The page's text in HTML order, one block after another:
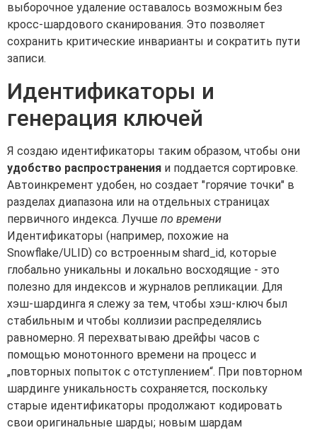
выборочное удаление оставалось возможным без
кросс-шардового сканирования. Это позволяет
сохранить критические инварианты и сократить пути
записи.
Идентификаторы и
генерация ключей
Я создаю идентификаторы таким образом, чтобы они
удобство распространения и поддается сортировке.
Автоинкремент удобен, но создает "горячие точки" в
разделах диапазона или на отдельных страницах
первичного индекса. Лучше по времени
Идентификаторы (например, похожие на
Snowflake/ULID) со встроенным shard_id, которые
глобально уникальны и локально восходящие - это
полезно для индексов и журналов репликации. Для
хэш-шардинга я слежу за тем, чтобы хэш-ключ был
стабильным и чтобы коллизии распределялись
равномерно. Я перехватываю дрейфы часов с
помощью монотонного времени на процесс и
„повторных попыток с отступлением“. При повторном
шардинге уникальность сохраняется, поскольку
старые идентификаторы продолжают кодировать
свои оригинальные шарды; новым шардам